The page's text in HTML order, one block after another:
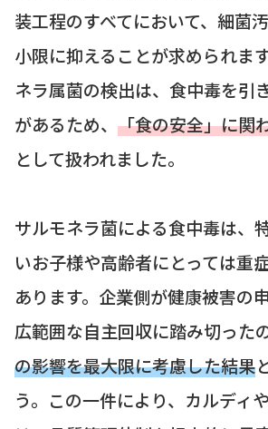
装工程のすべてにおいて、細菌
小限に抑えることが求められま
ネラ属菌の検出は、食中毒を引
があるため、 「食の安全」に関
として扱われました。
サルモネラ菌による食中毒は、
いお子様や高齢者にとっては重
あります。企業側が健康被害の
広範囲な自主回収に踏み切ったの
の影響を最大限に考慮した結果
う。この一件により、カルディ